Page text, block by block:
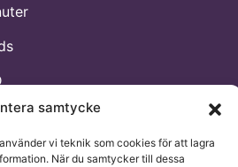
samtycke
vi teknik som cookies för att lagra
När du samtycker till dessa